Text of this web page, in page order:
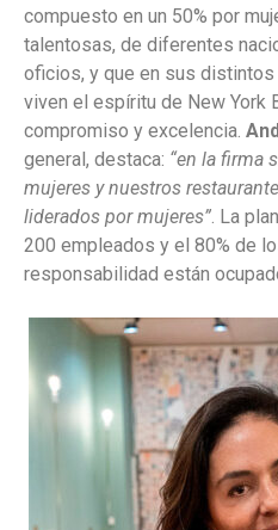
compuesto en un 50% por
talentosas, de diferentes
oficios, y que en sus
viven el espíritu de New York
compromiso y excelencia.
general, destaca: “en la firma
mujeres y nuestros
liderados por mujeres”. La
200 empleados y el 80% de
responsabilidad están